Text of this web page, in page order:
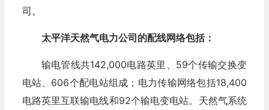
司。
太平洋天然气电力公司的配线网络包括：
输电管线共142,000电路英里、59个传输交换变
电站、606个配电站组成；电力传输网络包括18,400
电路英里互联输电线和92个输电变电站。天然气系统